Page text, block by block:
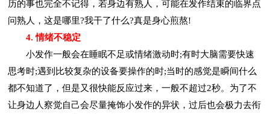
历的事也完全不记得，若身边有熟人，可能在发作结束的临界点
问熟人，这是哪里?我干了什么?真是身心煎熬!
4. 情绪不稳定
小发作一般会在睡眠不足或情绪激动时;有时大脑需要快速
思考时;遇到比较复杂的设备要操作的时;当时的感觉是瞬间什么
都不知道了，但是又很快能反应过来，一般不超过2秒。为了不
让身边人察觉自己会尽量掩饰小发作的异状，过后也会极力去衔